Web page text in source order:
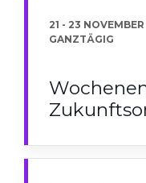
21 - 23 NOVEMBER
GANZTÄGIG